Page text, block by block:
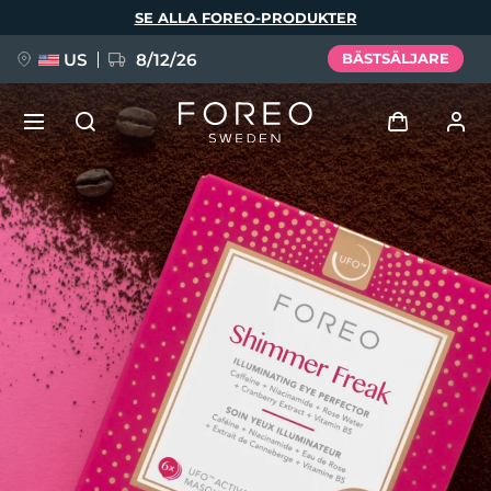
SE ALLA FOREO-PRODUKTER
US 8/12/26 BÄSTSÄLJARE
Logga in
Användarprofil
Mina enheter
Mina beställningar
Mina adresser
Mina prenumerationer
NYHET
FAQ™ Pure Beauty-Tech Elixir
BREAKING NEWS
issa™ Teeth Whitening Set
Språk
English Deutsch
Español
Français
Italiano
Português
Polski
Svenska
Русский
简体中文 繁體中文